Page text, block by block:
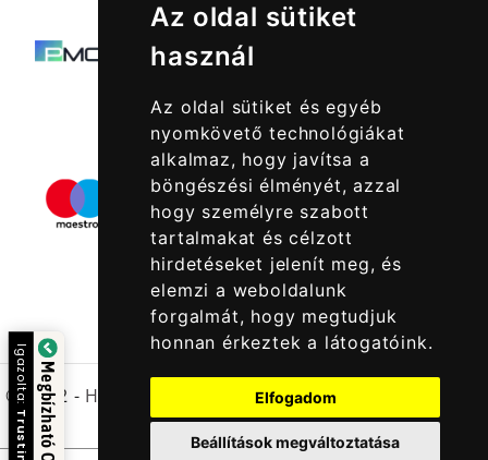
Az oldal sütiket
használ
Az oldal sütiket és egyéb
nyomkövető technológiákat
alkalmaz, hogy javítsa a
böngészési élményét, azzal
hogy személyre szabott
tartalmakat és célzott
hirdetéseket jelenít meg, és
elemzi a weboldalunk
forgalmát, hogy megtudjuk
honnan érkeztek a látogatóink.
Elfogadom
Beállítások megváltoztatása
© 2022 - Halcatraz Kft.
Megbízható Oldal
Igazolta: